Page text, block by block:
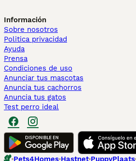
Información
Sobre nosotros
Politica privacidad
Ayuda
Prensa
Condiciones de uso
Anunciar tus mascotas
Anuncia tus cachorros
Anuncia tus gatos
Test perro ideal